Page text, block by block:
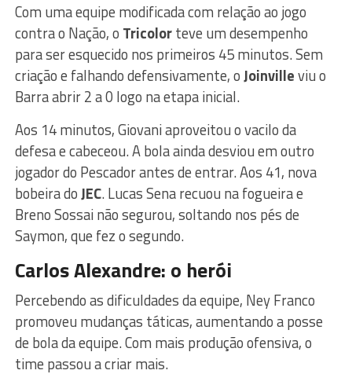
Com uma equipe modificada com relação ao jogo
contra o Nação, o Tricolorteve um desempenho
para ser esquecido nos primeiros 45 minutos. Sem
criação e falhando defensivamente, oJoinvilleviu o
Barra abrir 2 a 0 logo na etapa inicial.
Aos 14 minutos, Giovani aproveitou o vacilo da
defesa e cabeceou. A bola ainda desviou em outro
jogador do Pescador antes de entrar. Aos 41, nova
bobeira doJEC. Lucas Sena recuou na fogueira e
Breno Sossai não segurou, soltando nos pés de
Saymon, que fez o segundo.
Carlos Alexandre: o herói
Percebendo as dificuldades da equipe, Ney Franco
promoveu mudanças táticas, aumentando a posse
de bola da equipe. Com mais produção ofensiva, o
time passou a criar mais.